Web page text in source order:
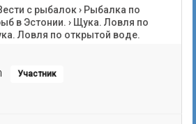
с рыбалок› Рыбалка по
в Эстонии. › Щука. Ловля по
Ловля по открытой воде.
Участник